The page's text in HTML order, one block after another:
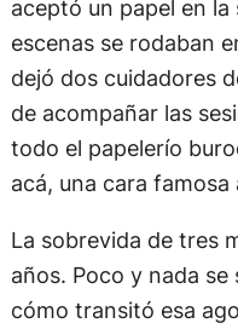
aceptó un papel en la
escenas se rodaban
dejó dos cuidadores
de acompañar las
todo el papelerío
acá, una cara
La sobrevida de tres
años. Poco y nada
cómo transitó esa